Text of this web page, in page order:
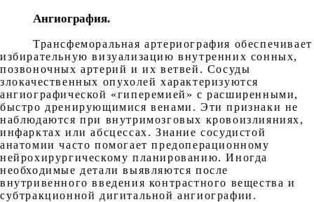
Ангиография.
Трансфеморальная артериография обеспечивает
избирательную визуализацию внутренних сонных,
позвоночных артерий и их ветвей. Сосуды
злокачественных опухолей характеризуются
ангиографической «гиперемией» с расширенными,
быстро дренирующимися венами. Эти признаки не
наблюдаются при внутримозговых кровоизлияниях,
инфарктах или абсцессах. Знание сосудистой
анатомии часто помогает предоперационному
нейрохирургическому планированию. Иногда
необходимые детали выявляются после
внутривенного введения контрастного вещества и
субтракционной дигитальной ангиографии.